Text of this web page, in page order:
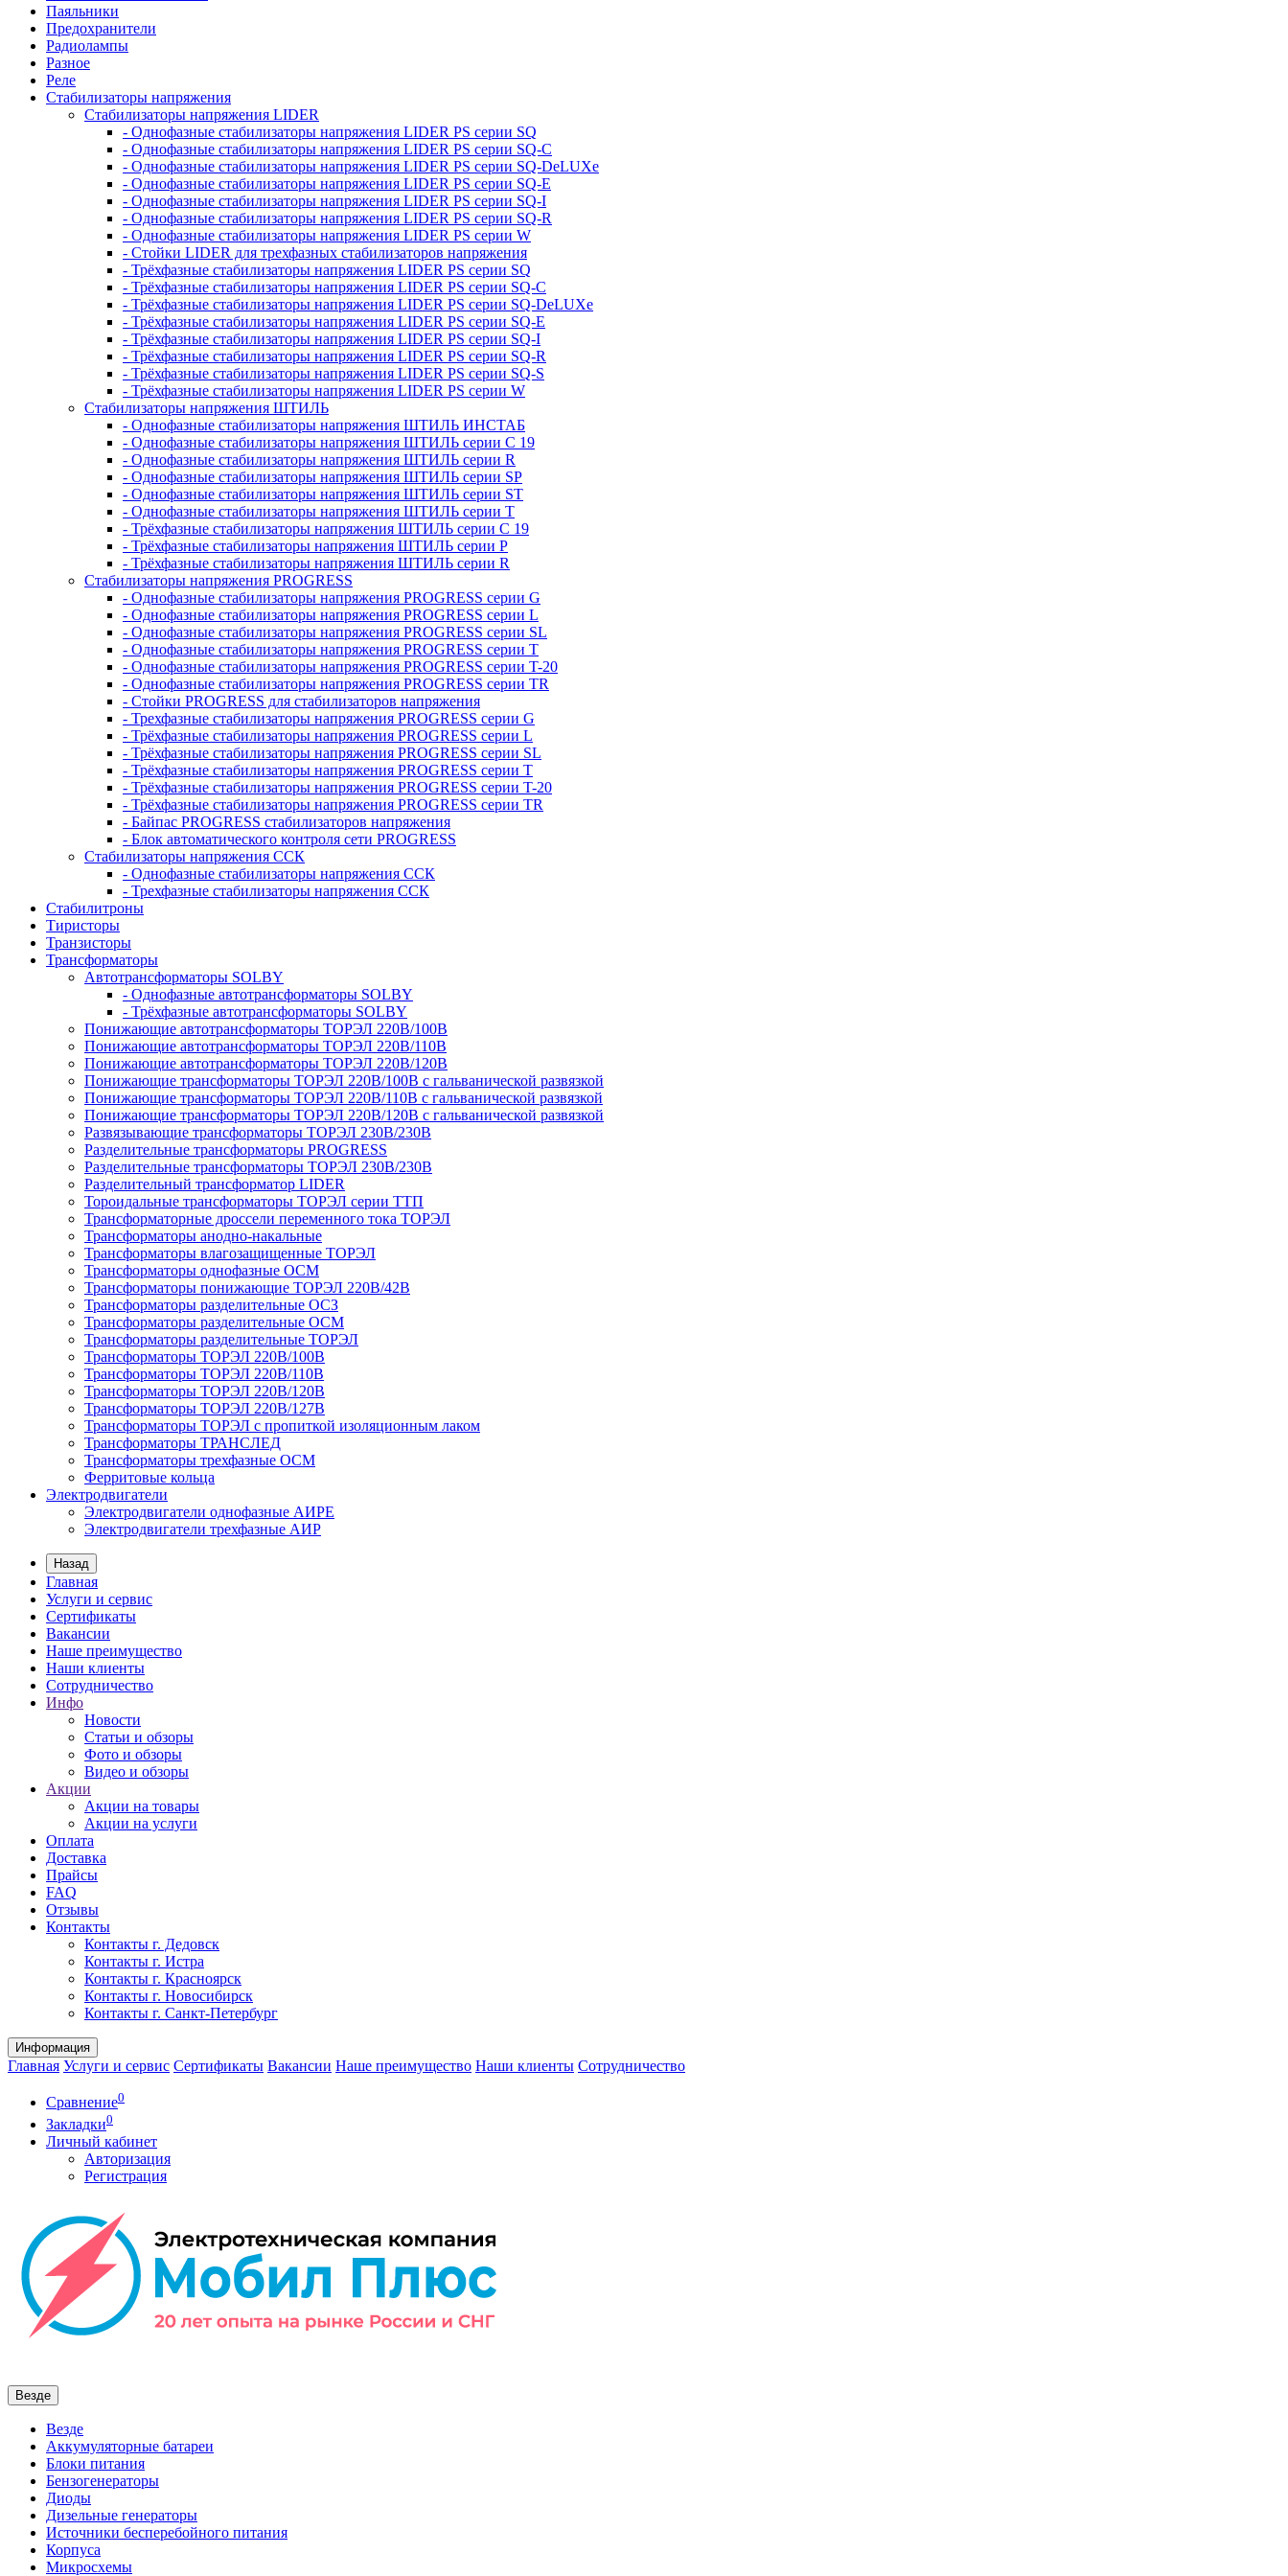
Паяльники
Предохранители
Радиолампы
Разное
Реле
Стабилизаторы напряжения
Стабилизаторы напряжения LIDER
- Однофазные стабилизаторы напряжения LIDER PS серии SQ
- Однофазные стабилизаторы напряжения LIDER PS серии SQ-C
- Однофазные стабилизаторы напряжения LIDER PS серии SQ-DeLUXe
- Однофазные стабилизаторы напряжения LIDER PS серии SQ-E
- Однофазные стабилизаторы напряжения LIDER PS серии SQ-I
- Однофазные стабилизаторы напряжения LIDER PS серии SQ-R
- Однофазные стабилизаторы напряжения LIDER PS серии W
- Стойки LIDER для трехфазных стабилизаторов напряжения
- Трёхфазные стабилизаторы напряжения LIDER PS серии SQ
- Трёхфазные стабилизаторы напряжения LIDER PS серии SQ-C
- Трёхфазные стабилизаторы напряжения LIDER PS серии SQ-DeLUXe
- Трёхфазные стабилизаторы напряжения LIDER PS серии SQ-E
- Трёхфазные стабилизаторы напряжения LIDER PS серии SQ-I
- Трёхфазные стабилизаторы напряжения LIDER PS серии SQ-R
- Трёхфазные стабилизаторы напряжения LIDER PS серии SQ-S
- Трёхфазные стабилизаторы напряжения LIDER PS серии W
Стабилизаторы напряжения ШТИЛЬ
- Однофазные стабилизаторы напряжения ШТИЛЬ ИНСТАБ
- Однофазные стабилизаторы напряжения ШТИЛЬ серии C 19
- Однофазные стабилизаторы напряжения ШТИЛЬ серии R
- Однофазные стабилизаторы напряжения ШТИЛЬ серии SP
- Однофазные стабилизаторы напряжения ШТИЛЬ серии ST
- Однофазные стабилизаторы напряжения ШТИЛЬ серии T
- Трёхфазные стабилизаторы напряжения ШТИЛЬ серии C 19
- Трёхфазные стабилизаторы напряжения ШТИЛЬ серии P
- Трёхфазные стабилизаторы напряжения ШТИЛЬ серии R
Стабилизаторы напряжения PROGRESS
- Однофазные стабилизаторы напряжения PROGRESS серии G
- Однофазные стабилизаторы напряжения PROGRESS серии L
- Однофазные стабилизаторы напряжения PROGRESS серии SL
- Однофазные стабилизаторы напряжения PROGRESS серии T
- Однофазные стабилизаторы напряжения PROGRESS серии T-20
- Однофазные стабилизаторы напряжения PROGRESS серии TR
- Стойки PROGRESS для стабилизаторов напряжения
- Трехфазные стабилизаторы напряжения PROGRESS серии G
- Трёхфазные стабилизаторы напряжения PROGRESS серии L
- Трёхфазные стабилизаторы напряжения PROGRESS серии SL
- Трёхфазные стабилизаторы напряжения PROGRESS серии T
- Трёхфазные стабилизаторы напряжения PROGRESS серии T-20
- Трёхфазные стабилизаторы напряжения PROGRESS серии TR
- Байпас PROGRESS стабилизаторов напряжения
- Блок автоматического контроля сети PROGRESS
Стабилизаторы напряжения ССК
- Однофазные стабилизаторы напряжения ССК
- Трехфазные стабилизаторы напряжения ССК
Стабилитроны
Тиристоры
Транзисторы
Трансформаторы
Автотрансформаторы SOLBY
- Однофазные автотрансформаторы SOLBY
- Трёхфазные автотрансформаторы SOLBY
Понижающие автотрансформаторы ТОРЭЛ 220В/100В
Понижающие автотрансформаторы ТОРЭЛ 220В/110В
Понижающие автотрансформаторы ТОРЭЛ 220В/120В
Понижающие трансформаторы ТОРЭЛ 220В/100В с гальванической развязкой
Понижающие трансформаторы ТОРЭЛ 220В/110В с гальванической развязкой
Понижающие трансформаторы ТОРЭЛ 220В/120В с гальванической развязкой
Развязывающие трансформаторы ТОРЭЛ 230В/230В
Разделительные трансформаторы PROGRESS
Разделительные трансформаторы ТОРЭЛ 230В/230В
Разделительный трансформатор LIDER
Тороидальные трансформаторы ТОРЭЛ серии ТТП
Трансформаторные дроссели переменного тока ТОРЭЛ
Трансформаторы анодно-накальные
Трансформаторы влагозащищенные ТОРЭЛ
Трансформаторы однофазные ОСМ
Трансформаторы понижающие ТОРЭЛ 220В/42В
Трансформаторы разделительные ОСЗ
Трансформаторы разделительные ОСМ
Трансформаторы разделительные ТОРЭЛ
Трансформаторы ТОРЭЛ 220В/100В
Трансформаторы ТОРЭЛ 220В/110В
Трансформаторы ТОРЭЛ 220В/120В
Трансформаторы ТОРЭЛ 220В/127В
Трансформаторы ТОРЭЛ с пропиткой изоляционным лаком
Трансформаторы ТРАНСЛЕД
Трансформаторы трехфазные ОСМ
Ферритовые кольца
Электродвигатели
Электродвигатели однофазные АИРЕ
Электродвигатели трехфазные АИР
Назад
Главная
Услуги и сервис
Сертификаты
Вакансии
Наше преимущество
Наши клиенты
Сотрудничество
Инфо
Новости
Статьи и обзоры
Фото и обзоры
Видео и обзоры
Акции
Акции на товары
Акции на услуги
Оплата
Доставка
Прайсы
FAQ
Отзывы
Контакты
Контакты г. Дедовск
Контакты г. Истра
Контакты г. Красноярск
Контакты г. Новосибирск
Контакты г. Санкт-Петербург
Информация
Главная Услуги и сервис Сертификаты Вакансии Наше преимущество Наши клиенты Сотрудничество
Сравнение0
Закладки0
Личный кабинет
Авторизация
Регистрация
Везде
Везде
Аккумуляторные батареи
Блоки питания
Бензогенераторы
Диоды
Дизельные генераторы
Источники бесперебойного питания
Корпуса
Микросхемы